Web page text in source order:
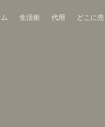
生活術 代用 どこに